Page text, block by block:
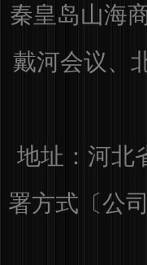
秦皇岛山海
戴河会议、
地址：河北
署方式〔公